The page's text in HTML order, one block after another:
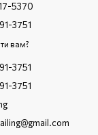
5370
3751
вам?
3751
3751